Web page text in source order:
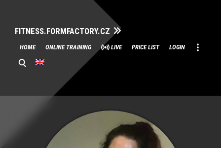
FITNESS.FORMFACTORY.CZ
Skip
to
content
HOME ONLINE TRAINING LIVE PRICE LIST LOGIN